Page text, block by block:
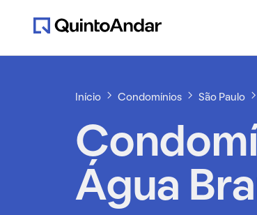
Início Condomínios São Paulo
Água